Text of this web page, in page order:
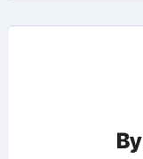
By